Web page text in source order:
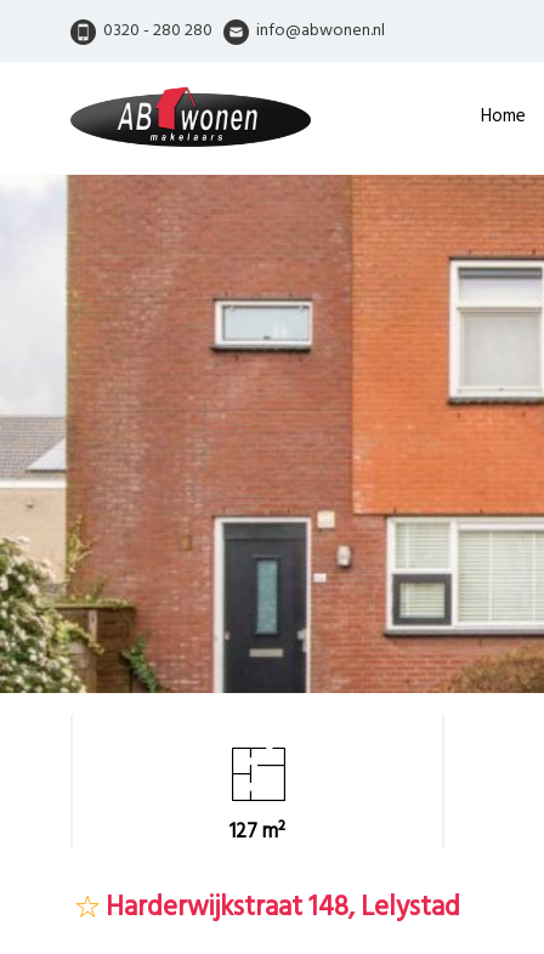
0320 - 280 280 info@abwonen.nl
Home
127 m²
Harderwijkstraat 148, Lelystad